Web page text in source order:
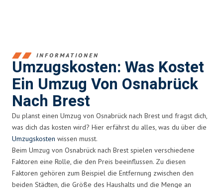
INFORMATIONEN
Umzugskosten: Was Kostet
Ein Umzug Von Osnabrück
Nach Brest
Du planst einen Umzug von Osnabrück nach Brest und fragst dich,
was dich das kosten wird? Hier erfährst du alles, was du über die
Umzugskosten wissen musst.
Beim Umzug von Osnabrück nach Brest spielen verschiedene
Faktoren eine Rolle, die den Preis beeinflussen. Zu diesen
Faktoren gehören zum Beispiel die Entfernung zwischen den
beiden Städten, die Größe des Haushalts und die Menge an